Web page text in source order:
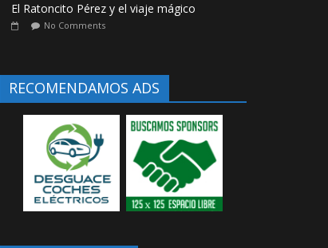
El Ratoncito Pérez y el viaje mágico
No Comments
RECOMENDAMOS ADS